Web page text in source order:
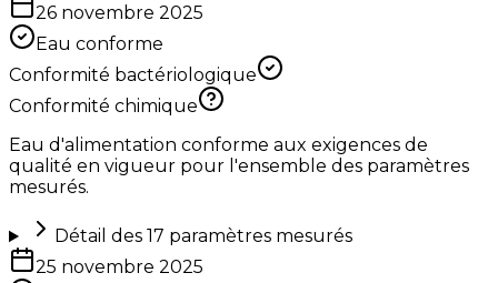
26 novembre 2025
Eau conforme
Conformité bactériologique
Conformité chimique
Eau d'alimentation conforme aux exigences de
qualité en vigueur pour l'ensemble des paramètres
mesurés.
Détail des 17 paramètres mesurés
25 novembre 2025